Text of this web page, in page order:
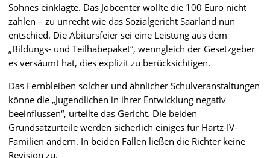
Sohnes einklagte. Das Jobcenter wollte die 100 Euro nicht
zahlen – zu unrecht wie das Sozialgericht Saarland nun
entschied. Die Abitursfeier sei eine Leistung aus dem
„Bildungs- und Teilhabepaket“, wenngleich der Gesetzgeber
es versäumt hat, dies explizit zu berücksichtigen.
Das Fernbleiben solcher und ähnlicher Schulveranstaltungen
könne die „Jugendlichen in ihrer Entwicklung negativ
beeinflussen“, urteilte das Gericht. Die beiden
Grundsatzurteile werden sicherlich einiges für Hartz-IV-
Familien ändern. In beiden Fällen ließen die Richter keine
Revision zu.